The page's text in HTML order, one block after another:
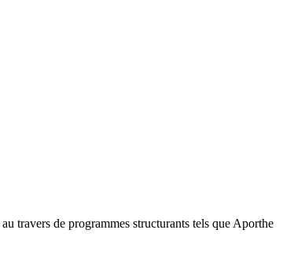
travers de programmes structurants tels que Aporthe